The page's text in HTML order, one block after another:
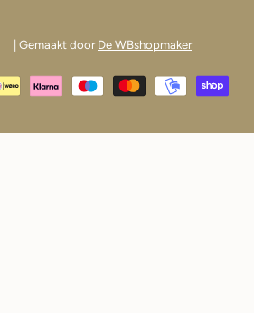
| Gemaakt doorDe WBshopmaker